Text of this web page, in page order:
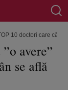
10 doctori care
avere”
se află